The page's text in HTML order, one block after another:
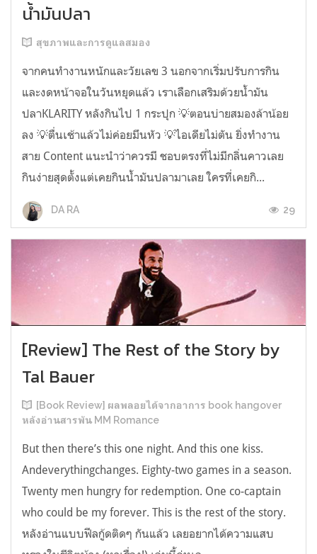
น้ำมันปลา
สุขภาพและการดูแลสมอง
จากคนทำงานหนักและวัยเลข 3 นอกจากเริ่มปรับการกิน
และงดหน้าจอในวันหยุดแล้ว เราเลือกเสริมด้วยน้ำมัน
ปลาKLARITY หลังกินไป 1 กระปุก 💡ตอนบ่ายสมองล้าน้อย
ลง 💡ตื่นเช้าแล้วไม่ค่อยมึนหัว 💡ไอเดียไม่ตัน ยิ่งทำงาน
สาย Content แนะนำว่าควรมี ชอบตรงที่ไม่มีกลิ่นคาวเลย
กินง่ายสุดตั้งแต่เคยกินน้ำมันปลามาเลย ใครที่เคยกิ...
DA RA 29
[Review] The Rest of the Story by
Tal Bauer
[Book Review] ผลพลอยได้จากอาการ book hangover
หลังอ่านสารพัน MM Romance
But then there’s this one night. And this one kiss.
Andeverythingchanges. Eighty-two games in a season.
Twenty men hungry for redemption. One co-captain
who could be my forever. This is the rest of the story.
หลังอ่านแบบฟีลกู้ดติดๆ กันแล้ว เลยอยากได้ความแสบ